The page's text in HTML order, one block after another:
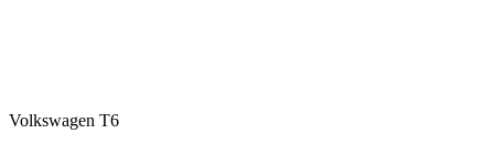
Volkswagen T6